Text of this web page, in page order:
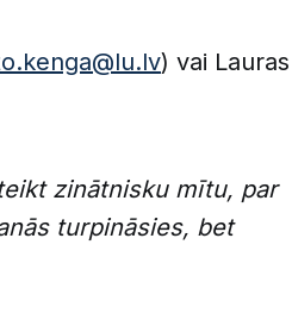
) vai Lauras
zinātnisku mītu, par
turpināsies, bet